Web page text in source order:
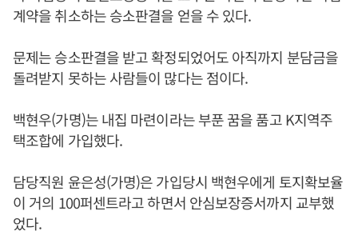
계약을 취소하는 승소판결을 얻을 수 있다.
문제는 승소판결을 받고 확정되었어도 아직까지 분담금을
돌려받지 못하는 사람들이 많다는 점이다.
백현우(가명)는 내집 마련이라는 부푼 꿈을 품고 K지역주
택조합에 가입했다.
담당직원 윤은성(가명)은 가입당시 백현우에게 토지확보율
이 거의 100퍼센트라고 하면서 안심보장증서까지 교부했
었다.